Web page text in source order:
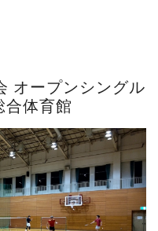
オープンシングル
合体育館